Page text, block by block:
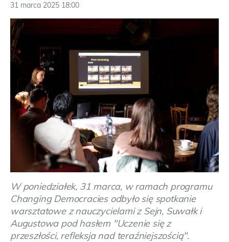
31 marca 2025 18:00
W poniedziałek, 31 marca, w ramach programu
Changing Democracies odbyło się spotkanie
warsztatowe z nauczycielami z Sejn, Suwałk i
Augustowa pod hasłem "Uczenie się z
przeszłości, refleksja nad teraźniejszością".